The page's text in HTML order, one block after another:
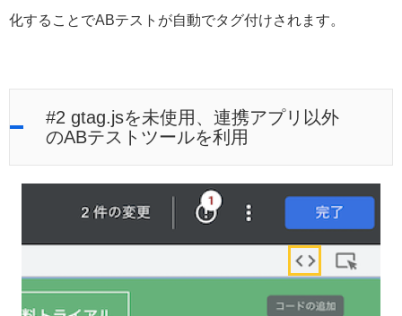
化することでABテストが自動でタグ付けされます。
#2 gtag.jsを未使用、連携アプリ以外
のABテストツールを利用